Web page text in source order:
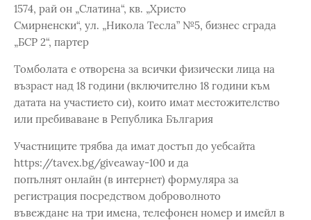
1574, рай он „Слатина“, кв. „Христо
Смирненски“, ул. „Никола Тесла” №5, бизнес сграда
„БСР 2“, партер
Томболата е отворена за всички физически лица на
възраст над 18 години (включително 18 години към
датата на участието си), които имат местожителство
или пребиваване в Република България
Участниците трябва да имат достъп до уебсайта
https://tavex.bg/giveaway-100 и да
попълнят онлайн (в интернет) формуляра за
регистрация посредством доброволното
въвеждане на три имена, телефонен номер и имейл в